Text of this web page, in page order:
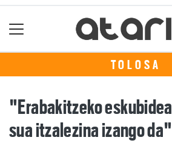
TOLOSA
"Erabakitzeko
sua itzalezina izango da"